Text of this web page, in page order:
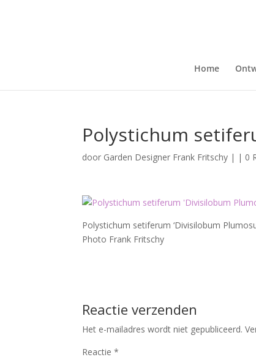
Home
Polystichum
door Garden Designer Frank Fritschy | | 0
Polystichum setiferum ‘Divisilobum
Photo Frank Fritschy
Reactie verzenden
Het e-mailadres wordt niet gepubliceerd.
Reactie*